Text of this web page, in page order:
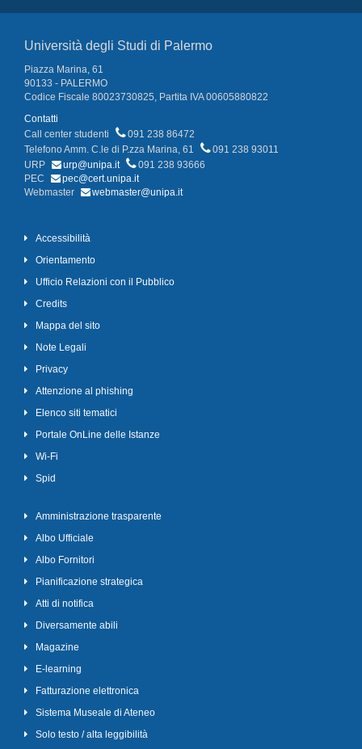
Università degli Studi di Palermo
Piazza Marina, 61
90133 - PALERMO
Codice Fiscale 80023730825, Partita IVA 00605880822
Contatti
Call center studenti
091 238 86472
Telefono Amm. C.le di P.zza Marina, 61
091 238 93011
URP
urp@unipa.it
091 238 93666
PEC
pec@cert.unipa.it
Webmaster
webmaster@unipa.it
Accessibilità
Orientamento
Ufficio Relazioni con il Pubblico
Credits
Mappa del sito
Note Legali
Privacy
Attenzione al phishing
Elenco siti tematici
Portale OnLine delle Istanze
Wi-Fi
Spid
Amministrazione trasparente
Albo Ufficiale
Albo Fornitori
Pianificazione strategica
Atti di notifica
Diversamente abili
Magazine
E-learning
Fatturazione elettronica
Sistema Museale di Ateneo
Solo testo / alta leggibilità